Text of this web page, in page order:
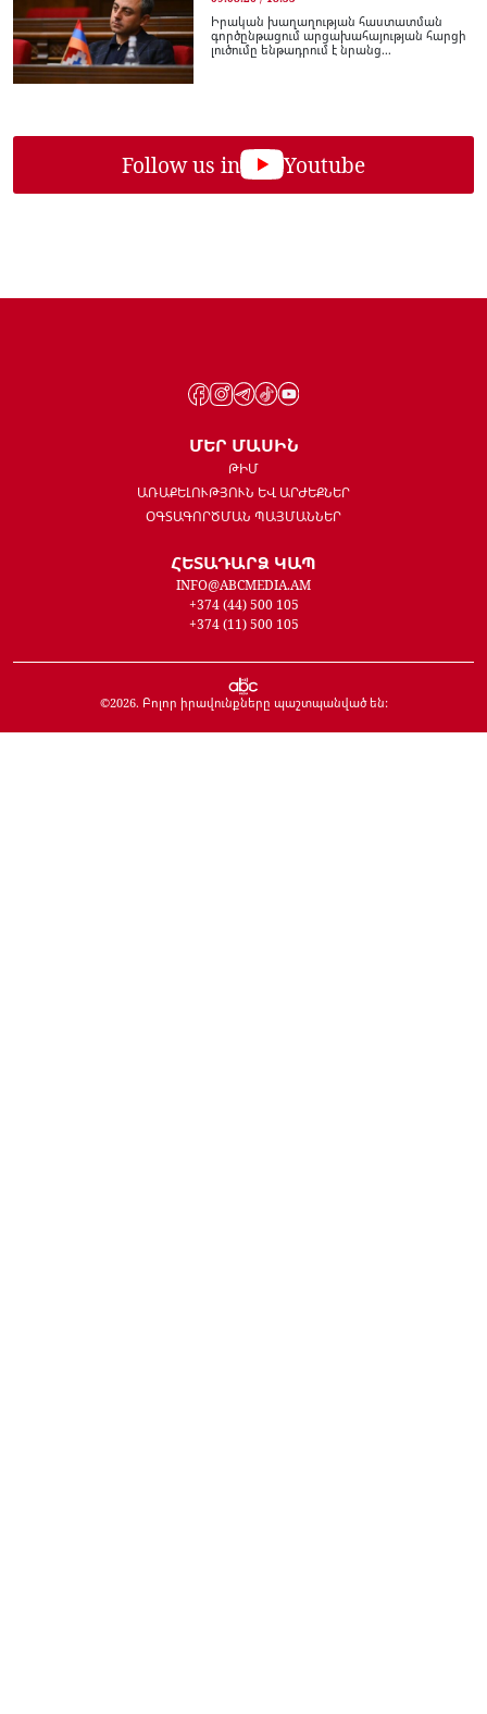
Իրական խաղաղության հաստատման
գործընթացում արցախահայության հարցի
լուծումը ենթադրում է նրանց...
Follow us in Youtube
ՄԵՐ ՄԱՍԻՆ
ԹԻՄ
ԱՌԱՔԵԼՈՒԹՅՈՒՆ ԵՎ ԱՐԺԵՔՆԵՐ
ՕԳՏԱԳՈՐԾՄԱՆ ՊԱՅՄԱՆՆԵՐ
ՀԵՏԱԴԱՐՁ ԿԱՊ
INFO@ABCMEDIA.AM
+374 (44) 500 105
+374 (11) 500 105
©2026. Բոլոր իրավունքները պաշտպանված են: